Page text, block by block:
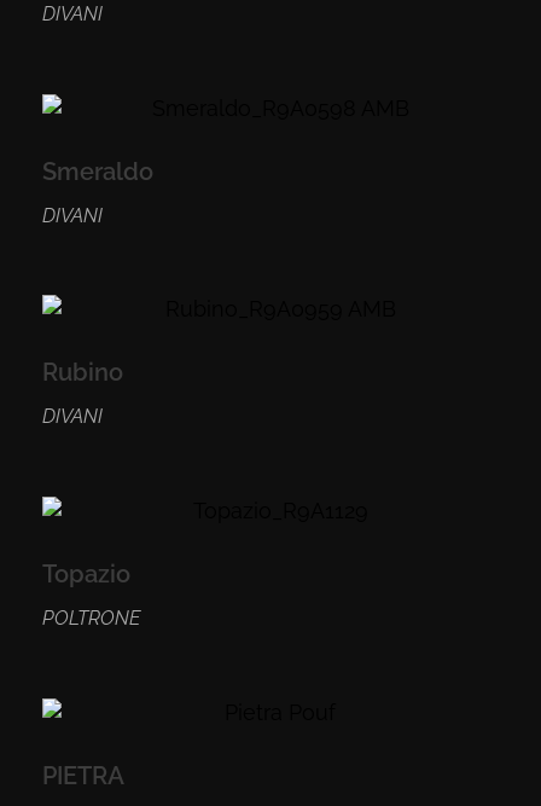
DIVANI
Smeraldo
DIVANI
Rubino
DIVANI
Topazio
POLTRONE
PIETRA